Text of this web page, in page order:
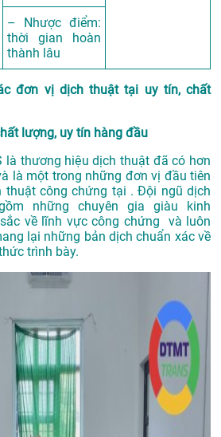
– Nhược điểm:
thời gian hoàn
thành lâu
đơn vị dịch thuật tại uy tín, chất
lượng, uy tín hàng đầu
là thương hiệu dịch thuật đã có hơn
là một trong những đơn vị đầu tiên
thuật công chứng tại . Đội ngũ dịch
những chuyên gia giàu kinh
về lĩnh vực công chứng và luôn
lại những bản dịch chuẩn xác về
trình bày.